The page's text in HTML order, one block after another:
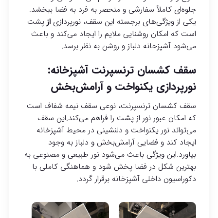
جلوه‌ای کاملاً سفارشی و منحصر به فرد به فضا ببخشد.
یکی از ویژگی‌های برجسته این سقف، نورپردازی ازپشت
است که امکان روشنایی ملایم را ایجاد می‌کند و باعث
می‌شود آشپزخانه دلباز و روشن به نظر برسد.
سقف کشسان ترنسپرنت آشپزخانه:
نورپردازی یکنواخت و آرامش‌بخش
سقف کشسان ترنسپرنت، نوعی سقف نیمه شفاف است
که امکان عبور نور از پشت را فراهم می‌کند.این سقف
می‌تواند نور یکنواخت و دلنشینی در محیط آشپزخانه
ایجاد کند و فضایی آرامش‌بخش و دلباز به وجود
بیاورد.این ویژگی باعث می‌شود نور طبیعی و مصنوعی به
بهترین شکل در فضا پخش شود و هماهنگی کاملی با
دکوراسیون داخلی آشپزخانه برقرار گردد.